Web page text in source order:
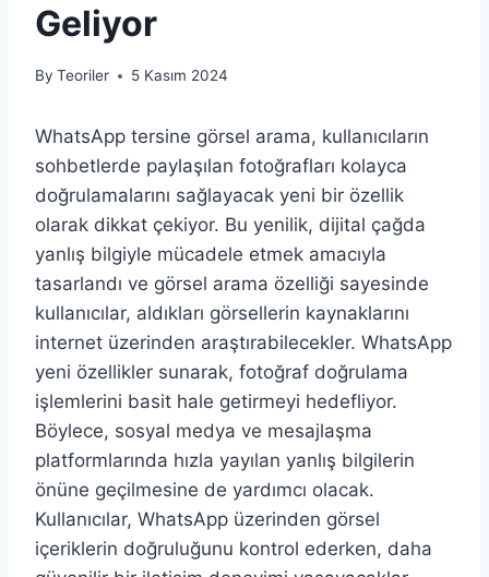
Geliyor
By Teoriler 5 Kasım 2024
WhatsApp tersine görsel arama, kullanıcıların
sohbetlerde paylaşılan fotoğrafları kolayca
doğrulamalarını sağlayacak yeni bir özellik
olarak dikkat çekiyor. Bu yenilik, dijital çağda
yanlış bilgiyle mücadele etmek amacıyla
tasarlandı ve görsel arama özelliği sayesinde
kullanıcılar, aldıkları görsellerin kaynaklarını
internet üzerinden araştırabilecekler. WhatsApp
yeni özellikler sunarak, fotoğraf doğrulama
işlemlerini basit hale getirmeyi hedefliyor.
Böylece, sosyal medya ve mesajlaşma
platformlarında hızla yayılan yanlış bilgilerin
önüne geçilmesine de yardımcı olacak.
Kullanıcılar, WhatsApp üzerinden görsel
içeriklerin doğruluğunu kontrol ederken, daha